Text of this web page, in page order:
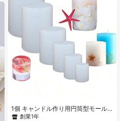
1個 キャンドル作り用円筒型モール
ド、 アロマキャンドル用3D円筒型シ
創業1年